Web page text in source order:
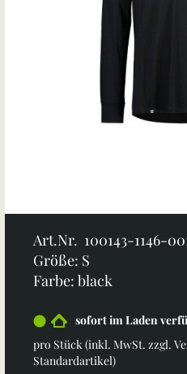
Art.Nr. 100143-1146-
Größe: S
Farbe: black
sofort im Laden
pro Stück (inkl. MwSt. zzgl.
Standardartikel)